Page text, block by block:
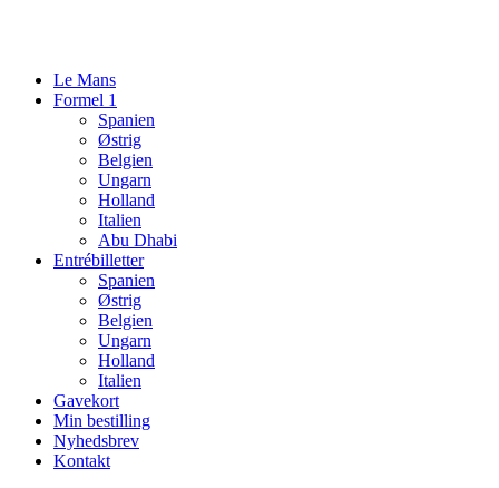
Le Mans
Formel 1
Spanien
Østrig
Belgien
Ungarn
Holland
Italien
Abu Dhabi
Entrébilletter
Spanien
Østrig
Belgien
Ungarn
Holland
Italien
Gavekort
Min bestilling
Nyhedsbrev
Kontakt